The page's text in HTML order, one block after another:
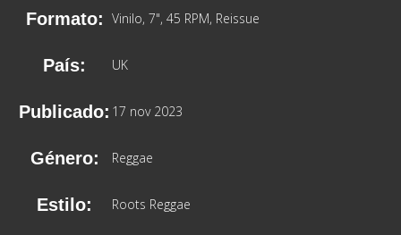
Formato: Vinilo, 7", 45 RPM, Reissue
País: UK
Publicado: 17 nov 2023
Género: Reggae
Estilo: Roots Reggae